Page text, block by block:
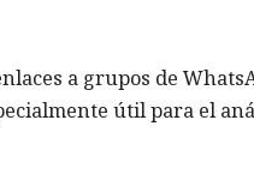
a grupos de
útil para el